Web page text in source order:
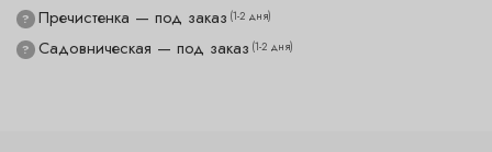
? Пречистенка — под заказ (1-2 дня)
? Садовническая — под заказ (1-2 дня)